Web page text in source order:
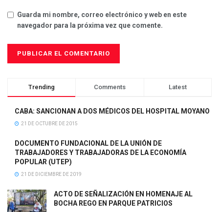
Guarda mi nombre, correo electrónico y web en este
navegador para la próxima vez que comente.
Trending Comments Latest
CABA: SANCIONAN A DOS MÉDICOS DEL HOSPITAL MOYANO
21 DE OCTUBRE DE 2015
DOCUMENTO FUNDACIONAL DE LA UNIÓN DE
TRABAJADORES Y TRABAJADORAS DE LA ECONOMÍA
POPULAR (UTEP)
21 DE DICIEMBRE DE 2019
ACTO DE SEÑALIZACIÓN EN HOMENAJE AL
BOCHA REGO EN PARQUE PATRICIOS